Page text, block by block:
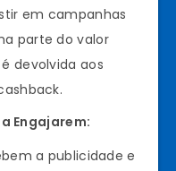
em campanhas
parte do valor
devolvida aos
Engajarem:
a publicidade e